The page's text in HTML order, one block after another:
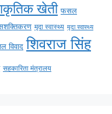
खेती फसल
मृदा स्वास्थ्य मृदा स्वास्थ्य
विवाद शिवराज सिंह
सहकारिता मंत्रालय